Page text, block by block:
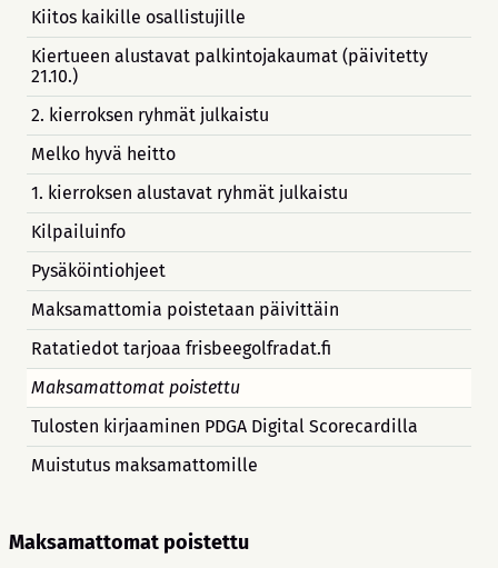
Kiitos kaikille osallistujille
Kiertueen alustavat palkintojakaumat (päivitetty
21.10.)
2. kierroksen ryhmät julkaistu
Melko hyvä heitto
1. kierroksen alustavat ryhmät julkaistu
Kilpailuinfo
Pysäköintiohjeet
Maksamattomia poistetaan päivittäin
Ratatiedot tarjoaa frisbeegolfradat.fi
Maksamattomat poistettu
Tulosten kirjaaminen PDGA Digital Scorecardilla
Muistutus maksamattomille
Maksamattomat poistettu